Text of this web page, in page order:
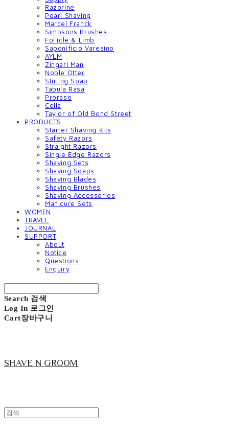
Razorine
Pearl Shaving
Marcel Franck
Simpsons Brushes
Follicle & Limb
Saponificio Varesino
AYLM
Zingari Man
Noble Otter
Stirling Soap
Tabula Rasa
Proraso
Cella
Taylor of Old Bond Street
PRODUCTS
Starter Shaving Kits
Safety Razors
Straight Razors
Single Edge Razors
Shaving Sets
Shaving Soaps
Shaving Blades
Shaving Brushes
Shaving Accessories
Manicure Sets
WOMEN
TRAVEL
JOURNAL
SUPPORT
About
Notice
Questions
Enquiry
Search 검색
Log In 로그인
Cart장바구니
SHAVE N GROOM